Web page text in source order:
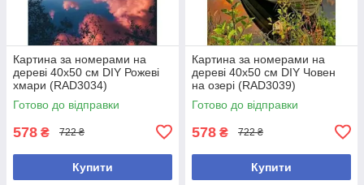
Картина за номерами на
дереві 40х50 см DIY Рожеві
хмари (RAD3034)
Готово до відправки
578 ₴ 722 ₴
Купити
Картина за номерами на
дереві 40х50 см DIY Човен
на озері (RAD3039)
Готово до відправки
578 ₴ 722 ₴
Купити